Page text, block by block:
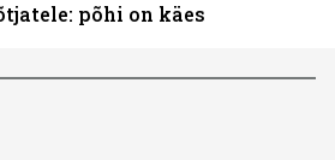
põhi on käes